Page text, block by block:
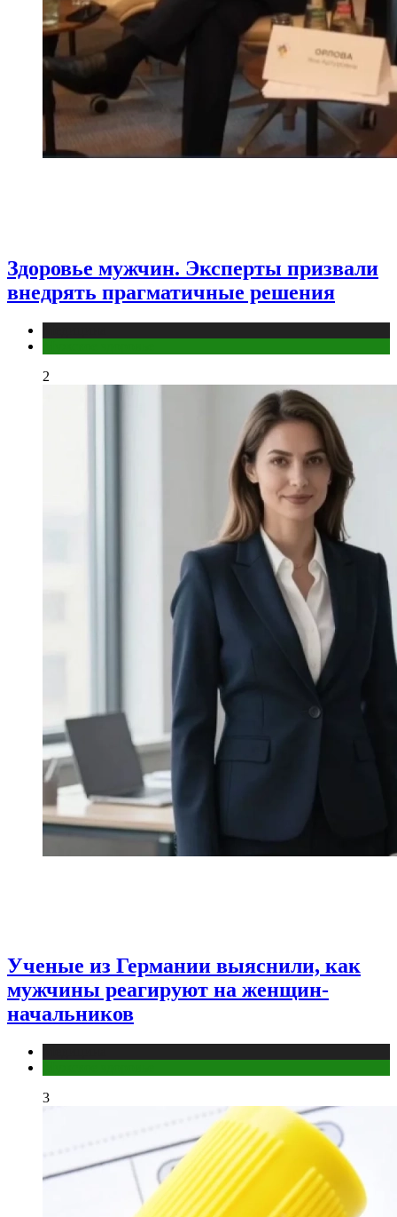
Здоровье мужчин. Эксперты призвали
внедрять прагматичные решения
2
Ученые из Германии выяснили, как
мужчины реагируют на женщин-
начальников
3